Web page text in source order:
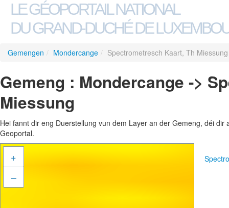
LE GÉOPORTAIL NATIONAL
DU GRAND-DUCHÉ DE
Gemengen / Mondercange / Spectrometresch Kaart, Th Miessung
Gemeng : Mondercange ->
Miessung
Hei fannt dir eng Duerstellung vun dem Layer an der Gemeng, déi
Geoportal.
+
–